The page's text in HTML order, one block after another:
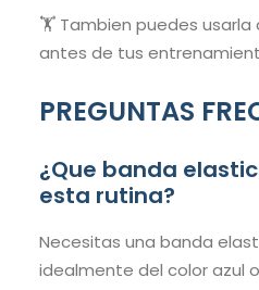
🏋️ Tambien puedes
antes de tus
PREGUNTAS
¿Que banda
esta rutina?
Necesitas una banda
idealmente del color azul